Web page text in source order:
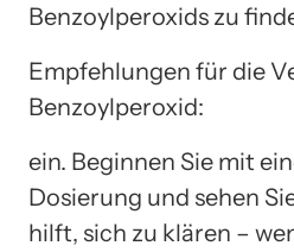
Benzoylperoxids zu
Empfehlungen für die
Benzoylperoxid:
ein. Beginnen Sie mit
Dosierung und sehen
hilft, sich zu klären –